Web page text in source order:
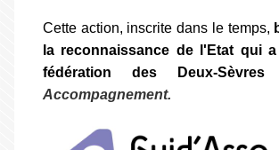
Cette action, inscrite dans le temps,
la reconnaissance de l'Etat qui
fédération des Deux-Sèvres
Accompagnement.